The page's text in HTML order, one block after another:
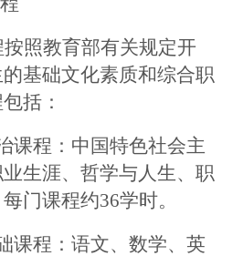
照教育部有关规定开
基础文化素质和综合职
括：
课程 ：中国特色社会主
生涯、哲学与人生、职
门课程约36学时。
课程 ：语文、数学、英